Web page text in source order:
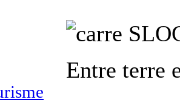
Entre terre